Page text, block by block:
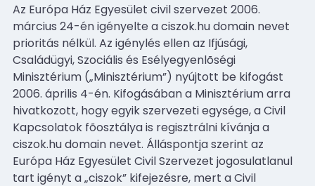
Az Európa Ház Egyesület civil szervezet 2006.
március 24-én igényelte a ciszok.hu domain nevet
prioritás nélkül. Az igénylés ellen az Ifjúsági,
Családügyi, Szociális és Esélyegyenlõségi
Minisztérium („Minisztérium”) nyújtott be kifogást
2006. április 4-én. Kifogásában a Minisztérium arra
hivatkozott, hogy egyik szervezeti egysége, a Civil
Kapcsolatok fõosztálya is regisztrálni kívánja a
ciszok.hu domain nevet. Álláspontja szerint az
Európa Ház Egyesület Civil Szervezet jogosulatlanul
tart igényt a „ciszok” kifejezésre, mert a Civil